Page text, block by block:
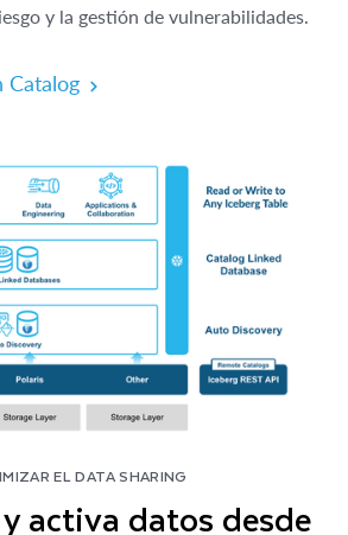
y la gestión de vulnerabilidades.
Catalog
EL DATA SHARING
activa datos desde